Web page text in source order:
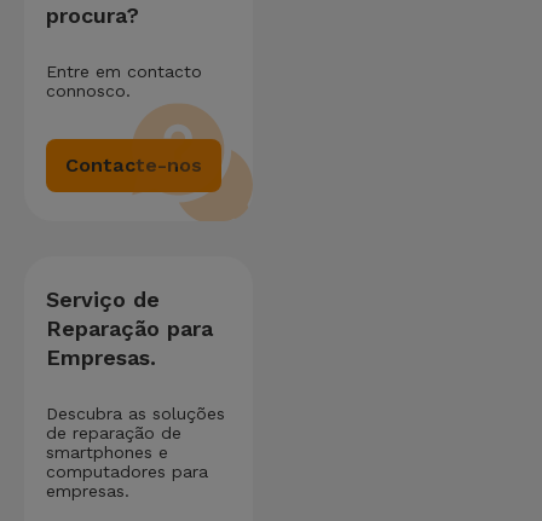
procura?
Entre em contacto
connosco.
Contacte-nos
Serviço de
Reparação para
Empresas.
Descubra as soluções
de reparação de
smartphones e
computadores para
empresas.